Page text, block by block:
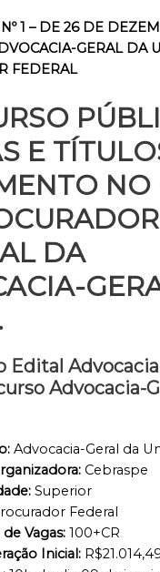
1 – DE 26 DE
GERAL DA
FEDERAL
E
NO
DA
Edital
Advocacia-
: Advocacia-Geral da
Cebraspe
: Superior
Federal
Vagas:100+CR
Inicial :